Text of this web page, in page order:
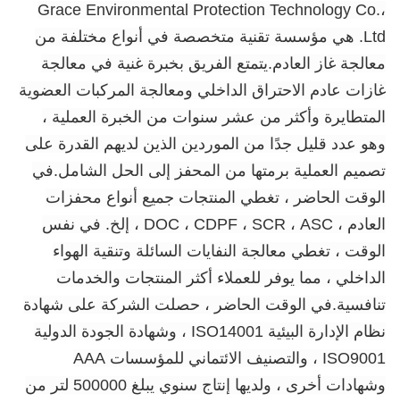
Grace Environmental Protection Technology Co.،
Ltd. هي مؤسسة تقنية متخصصة في أنواع مختلفة من
معالجة غاز العادم.يتمتع الفريق بخبرة غنية في معالجة
غازات عادم الاحتراق الداخلي ومعالجة المركبات العضوية
المتطايرة وأكثر من عشر سنوات من الخبرة العملية ،
وهو عدد قليل جدًا من الموردين الذين لديهم القدرة على
تصميم العملية برمتها من المحفز إلى الحل الشامل.في
الوقت الحاضر ، تغطي المنتجات جميع أنواع محفزات
العادم ، DOC ، CDPF ، SCR ، ASC ، إلخ. في نفس
الوقت ، تغطي معالجة النفايات السائلة وتنقية الهواء
الداخلي ، مما يوفر للعملاء أكثر المنتجات والخدمات
تنافسية.في الوقت الحاضر ، حصلت الشركة على شهادة
نظام الإدارة البيئية ISO14001 ، وشهادة الجودة الدولية
ISO9001 ، والتصنيف الائتماني للمؤسسات AAA
وشهادات أخرى ، ولديها إنتاج سنوي يبلغ 500000 لتر من